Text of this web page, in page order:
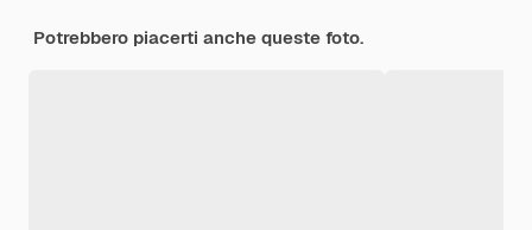
Potrebbero piacerti anche queste foto.